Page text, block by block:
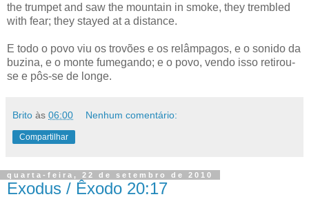
the trumpet and saw the mountain in smoke, they trembled
with fear; they stayed at a distance.
E todo o povo viu os trovões e os relâmpagos, e o sonido da
buzina, e o monte fumegando; e o povo, vendo isso retirou-
se e pôs-se de longe.
Brito às 06:00 Nenhum comentário:
Compartilhar
quarta-feira, 22 de setembro de 2010
Exodus / Êxodo 20:17